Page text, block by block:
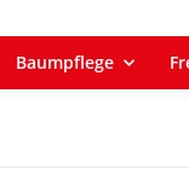
Baumpflege